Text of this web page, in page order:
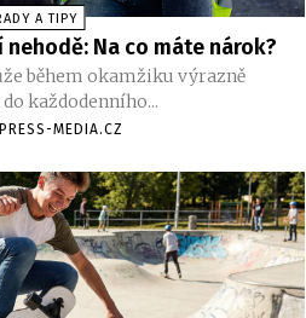
A TIPY
Na co máte nárok?
během okamžiku výrazně
každodenního...
MEDIA.CZ